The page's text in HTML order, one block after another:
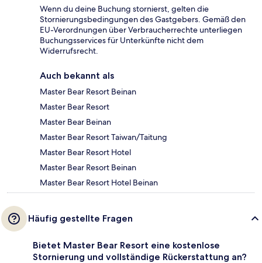
Wenn du deine Buchung stornierst, gelten die
Stornierungsbedingungen des Gastgebers. Gemäß den
EU-Verordnungen über Verbraucherrechte unterliegen
Buchungsservices für Unterkünfte nicht dem
Widerrufsrecht.
Auch bekannt als
Master Bear Resort Beinan
Master Bear Resort
Master Bear Beinan
Master Bear Resort Taiwan/Taitung
Master Bear Resort Hotel
Master Bear Resort Beinan
Master Bear Resort Hotel Beinan
Häufig gestellte Fragen
Bietet Master Bear Resort eine kostenlose
Stornierung und vollständige Rückerstattung an?